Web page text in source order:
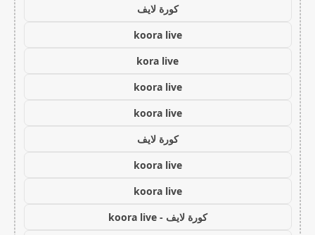
كورة لايف
koora live
kora live
koora live
koora live
كورة لايف
koora live
koora live
كورة لايف - koora live